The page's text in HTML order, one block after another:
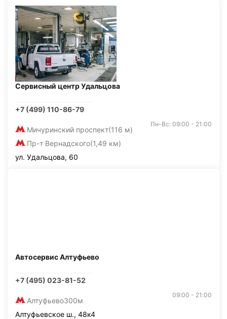
Сервисный центр Удальцова
+7 (499) 110-86-79
Мичуринский проспект(116 м)
Пр-т Вернадского(1,49 км)
Пн-Вс: 09:00 - 21:00
ул. Удальцова, 60
Автосервис Алтуфьево
+7 (495) 023-81-52
Алтуфьево300м
09:00 - 21:00
Алтуфьевское ш., 48к4